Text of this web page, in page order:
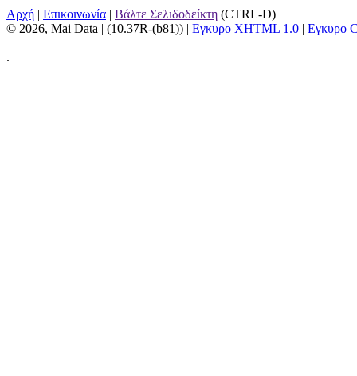
Αρχή | Επικοινωνία | Βάλτε Σελιδοδείκτη (CTRL-D)
© 2026, Mai Data | (10.37R-(b81)) | Εγκυρο XHTML 1.0 | Εγκυρο
.